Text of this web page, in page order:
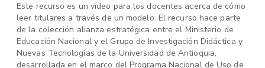
Este recurso es un vídeo para los docentes acerca de cómo
leer titulares a través de un modelo. El recurso hace parte
de la colección alianza estratégica entre el Ministerio de
Educación Nacional y el Grupo de Investigación Didáctica y
Nuevas Tecnologías de la Universidad de Antioquia,
desarrollada en el marco del Programa Nacional de Uso de